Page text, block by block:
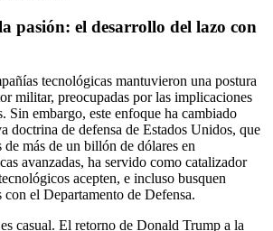
pasión: el desarrollo del lazo con
tecnológicas mantuvieron una postura
militar, preocupadas por las implicaciones
Sin embargo, este enfoque ha cambiado
doctrina de defensa de Estados Unidos, que
más de un billón de dólares en
avanzadas, ha servido como catalizador
acepten, e incluso busquen
con el Departamento de Defensa.
casual. El retorno de Donald Trump a la